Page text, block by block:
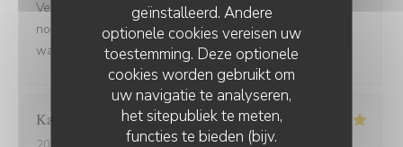
geïnstalleerd. Andere
optionele cookies vereisen uw
toestemming. Deze optionele
cookies worden gebruikt om
uw navigatie te analyseren,
het sitepubliek te meten,
functies te bieden (bijv.
Venue avec des amis de Belfort.super bien accueillis,
nous avons beaucoup apprécié la carbonade et le
waterzoi de poissons Nous reviendrons
Karine